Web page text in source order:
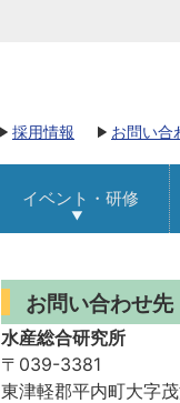
採用情報 お問い合
イベント・研修
お問い合わせ先
水産総合研究所
〒039-3381
東津軽郡平内町大字